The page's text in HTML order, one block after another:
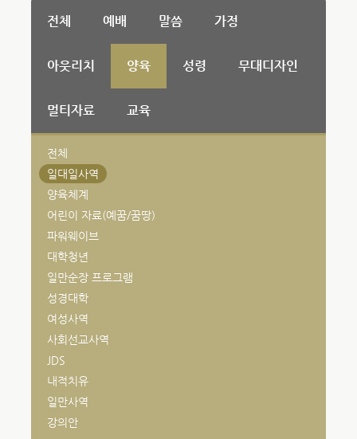
전체 예배 말씀 가정
아웃리치 양육 성령 무대디자인
멀티자료 교육
전체
일대일사역
양육체계
어린이 자료(예꿈/꿈땅)
파워웨이브
대학청년
일만순장 프로그램
성경대학
여성사역
사회선교사역
JDS
내적치유
일만사역
강의안